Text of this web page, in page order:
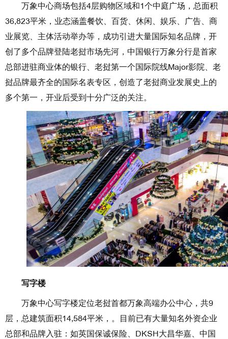
万象中心商场包括4层购物区域和1个中庭广场，总面积
36,823平米，业态涵盖餐饮、百货、休闲、娱乐、广告、商
业展览、主体活动举办等，成功引进大量国际知名品牌，开
创了多个品牌登陆老挝市场先河，中国银行万象分行是首家
总部进驻商业体的银行、老挝第一个国际院线Major影院、老
挝品牌最齐全的国际名表专区，创造了老挝商业发展史上的
多个第一，开业后受到十分广泛的关注。
写字楼
万象中心写字楼定位老挝首都万象高端办公中心，共9
层，总建筑面积14,584平米，。目前已有大量知名外资企业
总部和品牌入驻：如英国保诚保险、DKSH大昌华嘉、中国